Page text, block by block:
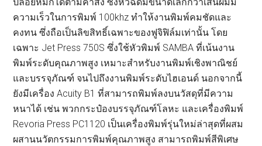
ความเร็วในการพิมพ์ 100khz ทำให้งานพิมพ์คมชัดและ
คงทน ซึ่งถือเป็นลิขสิทธิ์เฉพาะของฟูจิฟิล์มเท่านั้น โดย
เฉพาะ Jet Press 750S ซึ่งใช้หัวพิมพ์ SAMBA ที่เน้นงาน
พิมพ์ระดับคุณภาพสูง เหมาะสำหรับงานพิมพ์เชิงพาณิชย์
และบรรจุภัณฑ์ จนไปถึงงานพิมพ์ระดับไฮเอนด์ นอกจากนี้
ยังมีเครื่อง Acuity B1 ที่สามารถพิมพ์ลงบนวัสดุที่มีความ
หนาได้ เช่น พวกกระป๋องบรรจุภัณฑ์โลหะ และเครื่องพิมพ์
Revoria Press PC1120 เป็นเครื่องพิมพ์รุ่นใหม่ล่าสุดที่ผสม
ผสานนวัตกรรมการพิมพ์คุณภาพสูง สามารถพิมพ์สีพิเศษ